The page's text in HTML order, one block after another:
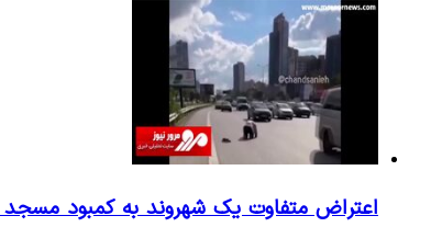
اعتراض متفاوت یک شهروند به کمبود مسجد